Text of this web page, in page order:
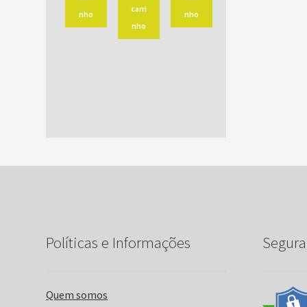
nho
carri
nho
nho
Políticas e Informações
Quem somos